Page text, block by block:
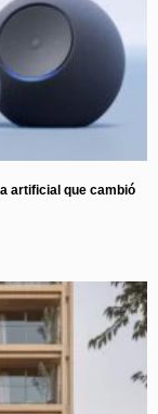
artificial que cambió